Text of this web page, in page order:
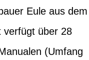
Eule aus dem
verfügt über 28
(Umfang